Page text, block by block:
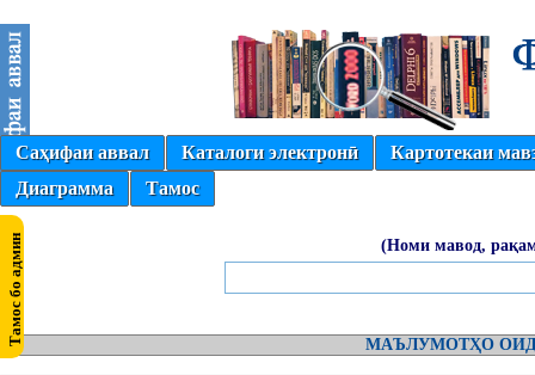
Саҳифаи аввал Каталоги электронӣ
Картотекаи
Диаграмма
Тамос
(Номи мавод,
МАЪЛУМОТҲО